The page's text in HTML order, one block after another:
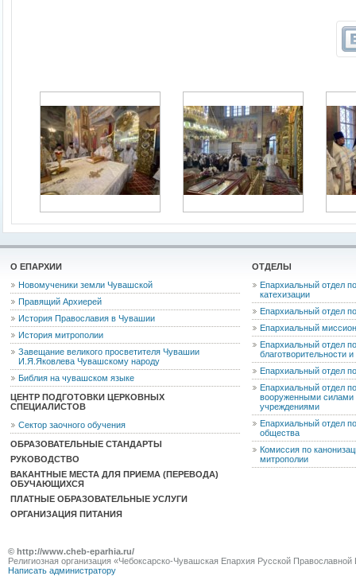
О ЕПАРХИИ
Новомученики земли Чувашской
Правящий Архиерей
История Православия в Чувашии
История митрополии
Завещание великого просветителя Чувашии
И.Я.Яковлева Чувашскому народу
Библия на чувашском языке
ЦЕНТР ПОДГОТОВКИ ЦЕРКОВНЫХ
СПЕЦИАЛИСТОВ
Сектор заочного обучения
ОБРАЗОВАТЕЛЬНЫЕ СТАНДАРТЫ
РУКОВОДСТВО
ВАКАНТНЫЕ МЕСТА ДЛЯ ПРИЕМА (ПЕРЕВОДА)
ОБУЧАЮЩИХСЯ
ПЛАТНЫЕ ОБРАЗОВАТЕЛЬНЫЕ УСЛУГИ
ОРГАНИЗАЦИЯ ПИТАНИЯ
ОТДЕЛЫ
Епархиальный отдел
катехизации
Епархиальный отдел
Епархиальный
Епархиальный отдел
благотворительности
Епархиальный отдел
Епархиальный отдел
вооруженными силами
учреждениями
Епархиальный отдел
общества
Комиссия по
митрополии
© http://www.cheb-eparhia.ru/
Религиозная организация «Чебоксарско-Чувашская Епархия Русской
Написать администратору